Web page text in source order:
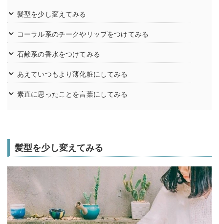
髪型を少し変えてみる
コーラル系のチークやリップをつけてみる
石鹸系の香水をつけてみる
あえていつもより薄化粧にしてみる
素直に思ったことを言葉にしてみる
髪型を少し変えてみる